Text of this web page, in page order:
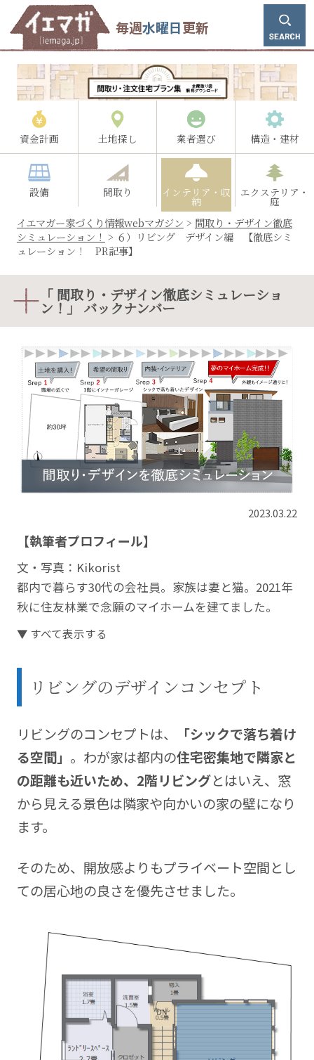
毎週水曜日更新
資金計画 土地探し 業者選び 構造・建材
設備 間取り インテリア・収
納
エクステリア・
庭
イエマガー家づくり情報webマガジン > 間取り・デザイン徹底
シミュレーション！ > ６）リビング デザイン編 【徹底シミ
ュレーション！ PR記事】
「 間取り・デザイン徹底シミュレーショ
ン！」 バックナンバー
2023.03.22
【執筆者プロフィール】
文・写真：Kikorist
都内で暮らす30代の会社員。家族は妻と猫。2021年
秋に住友林業で念願のマイホームを建てました。
【マイホームへようこそ28回】
住友林業との家づくりやライフスタイルに関するブ
ログを運営中。 blog https://kikorist.com
▼ すべて表示する
リビングのデザインコンセプト
リビングのコンセプトは、
「シックで落ち着け
る空間」 。わが家は都内の住宅密集地で隣家と
の距離も近いため、2階リビングとはいえ、窓
から見える景色は隣家や向かいの家の壁になり
ます。
そのため、開放感よりもプライベート空間とし
ての居心地の良さを優先させました。